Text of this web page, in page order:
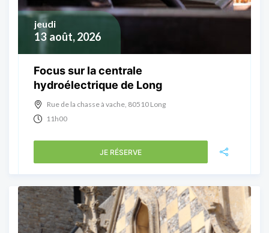
13 août, 2026
jeudi
Focus sur la centrale
hydroélectrique de Long
Rue de la chasse à vache, 80510 Long
11h00
JE RÉSERVE